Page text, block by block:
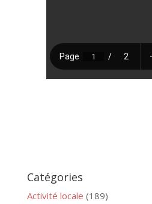
Catégories
Activité locale (189)